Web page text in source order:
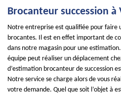
Brocanteur succession à
Notre entreprise est qualifiée pour faire
brocantes. Il est en effet important de
dans notre magasin pour une
équipe peut réaliser un déplacement
d’estimation brocanteur de succession
Notre service se charge alors de vous
votre demande. Quel que soit l’objet à